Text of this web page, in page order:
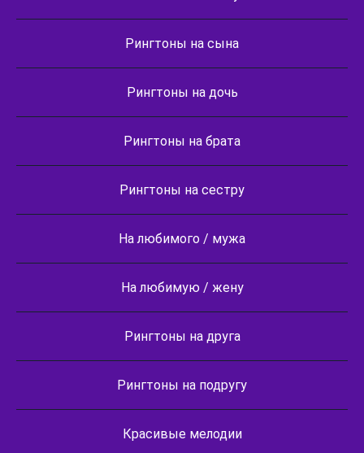
Рингтоны на сына
Рингтоны на дочь
Рингтоны на брата
Рингтоны на сестру
На любимого / мужа
На любимую / жену
Рингтоны на друга
Рингтоны на подругу
Красивые мелодии